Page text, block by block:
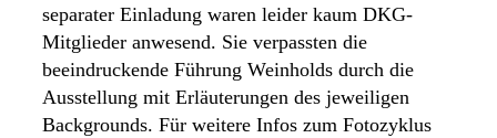
separater Einladung waren leider kaum DKG-
Mitglieder anwesend. Sie verpassten die
beeindruckende Führung Weinholds durch die
Ausstellung mit Erläuterungen des jeweiligen
Backgrounds. Für weitere Infos zum Fotozyklus